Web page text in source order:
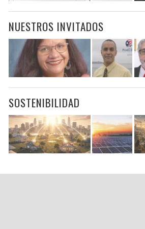
NUESTROS INVITADOS
SOSTENIBILIDAD